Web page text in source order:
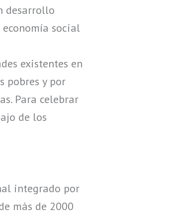
desarrollo
social
existentes en
pobres y por
Para celebrar
de los
integrado por
más de 2000